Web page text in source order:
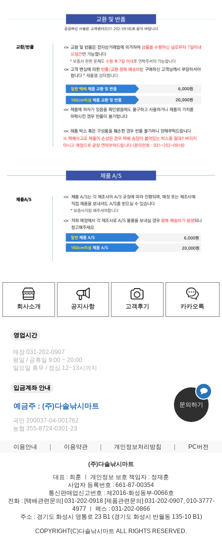
회사소개 공지사항 고객후기 카카오톡
영업시간
매장 031-202-0907
평일 / 공휴일 9:00 ~ 20:00
일요일 휴무 / 점심 12~13시까지
입금계좌 안내
예금주 : (주)다솔낚시마트
국민 200037-04-001762
농협 355-8724-0301-23
문의하기
이용안내 이용약관 개인정보처리방침 PC버전
(주)다솔낚시마트
대표 : 최훈 ㅣ 개인정보 보호 책임자 : 정재훈
사업자 등록번호 : 661-87-00354
통신판매업신고번호 : 제2016-화성동부-0066호
전화 : [택배관련문의] 031-202-0918 [제품관련문의] 031-202-0907, 010-3777-
4977 ㅣ 팩스 : 031-202-0866
주소 : 경기도 화성시 영통로 23 B1 (경기도 화성시 반월동 135-10 B1)
COPYRIGHT(C)다솔낚시마트 ALL RIGHTS RESERVED.